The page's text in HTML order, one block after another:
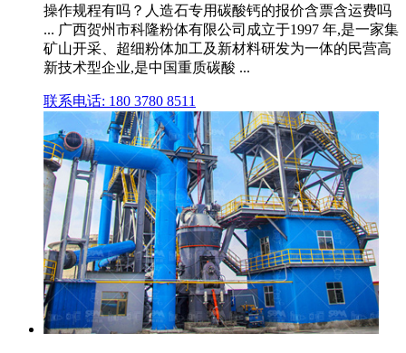
操作规程有吗？人造石专用碳酸钙的报价含票含运费吗
... 广西贺州市科隆粉体有限公司成立于1997 年,是一家集
矿山开采、超细粉体加工及新材料研发为一体的民营高
新技术型企业,是中国重质碳酸 ...
联系电话: 180 3780 8511